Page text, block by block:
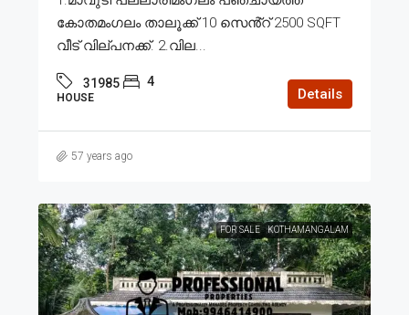
കോതമംഗലം താലൂക്ക് 10 സെൻ്റ് 2500 SQFT
വീട് വില്പനക്ക്. 2.വില...
31985 4
HOUSE Details
57 years ago
FOR SALE KOTHAMANGALAM